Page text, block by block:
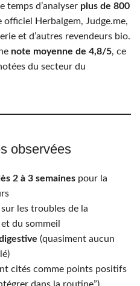
temps d’analyser plus de 800
officiel Herbalgem, Judge.me,
et d’autres revendeurs bio.
note moyenne de 4,8/5, ce
du secteur du
observées
2 à 3 semaines pour la
sur les troubles de la
du sommeil
(quasiment aucun
cités comme points positifs